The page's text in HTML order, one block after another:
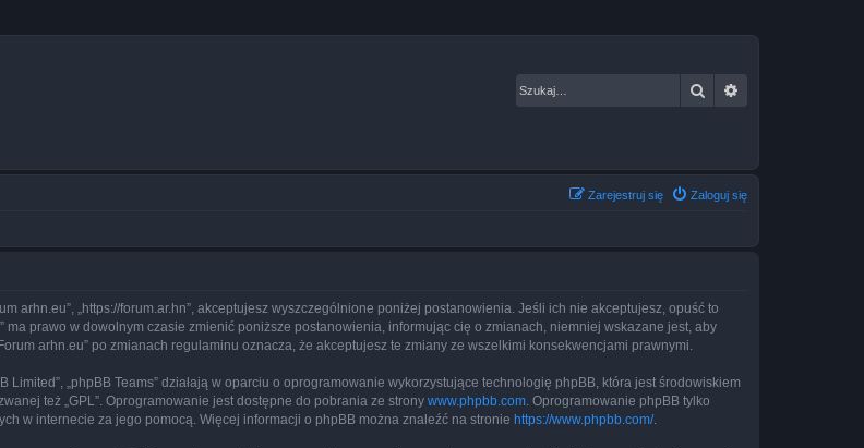
Szukaj
Zaloguj się
Zarejestruj się
arhn.eu”, „https://forum.ar.hn”, akceptujesz wyszczególnione poniżej postanowienia. Jeśli ich nie akceptujesz, opuść to
ma prawo w dowolnym czasie zmienić poniższe postanowienia, informując cię o zmianach, niemniej wskazane jest, aby
arhn.eu” po zmianach regulaminu oznacza, że akceptujesz te zmiany ze wszelkimi konsekwencjami prawnymi.
Limited”, „phpBB Teams” działają w oparciu o oprogramowanie wykorzystujące technologię phpBB, która jest środowiskiem
też „GPL”. Oprogramowanie jest dostępne do pobrania ze strony www.phpbb.com. Oprogramowanie phpBB tylko
w internecie za jego pomocą. Więcej informacji o phpBB można znaleźć na stronie https://www.phpbb.com/.